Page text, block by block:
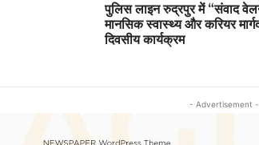
पुलिस लाइन रुद्रपुर में “संवाद
मानसिक स्वास्थ्य और करियर
दिवसीय कार्यक्रम
- Advertisement -